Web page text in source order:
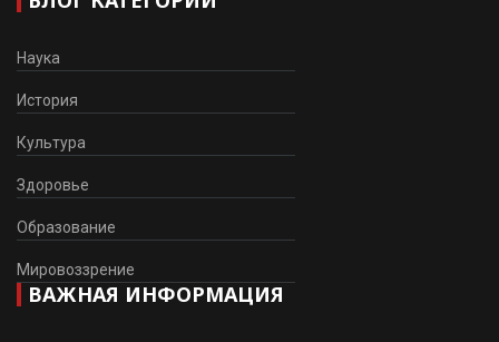
Наука
История
Культура
Здоровье
Образование
Мировоззрение
ВАЖНАЯ ИНФОРМАЦИЯ